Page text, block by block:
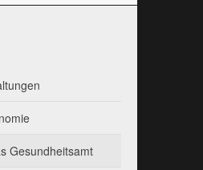
Gesundheitsamt